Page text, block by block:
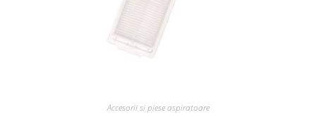
Accesorii si piese aspiratoare